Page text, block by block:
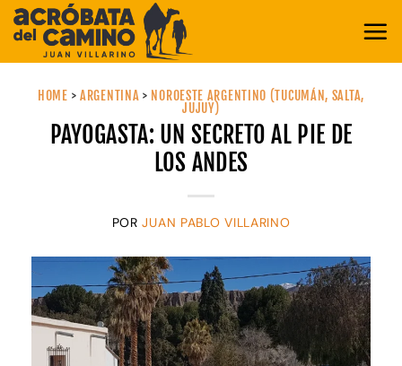
Saltar
contenido
HOME > ARGENTINA > NOROESTE ARGENTINO (TUCUMÁN, SALTA,
JUJUY)
PAYOGASTA: UN SECRETO AL PIE DE
LOS ANDES
PORJUAN PABLO VILLARINO